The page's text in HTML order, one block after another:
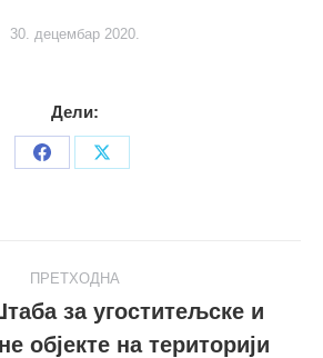
30. децембар 2020.
Дели:
Share
Share
ПРЕТХОДНА
Претходни
за угоститељске и
објекте на територији